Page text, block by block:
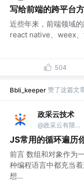
写给前端的跨平台
近些年来，前端领域
react native、weex
504
Bbli_keeper 赞了这篇文
政采云技术
@政采云有限公司@政采云技术
JS常用的循环遍历
前言 数组和对象作为
种编程语言中都充当
想...